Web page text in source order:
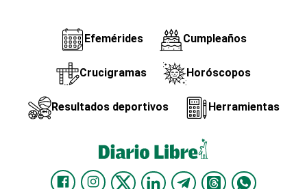
Efemérides Cumpleaños
Crucigramas Horóscopos
Resultados deportivos Herramientas